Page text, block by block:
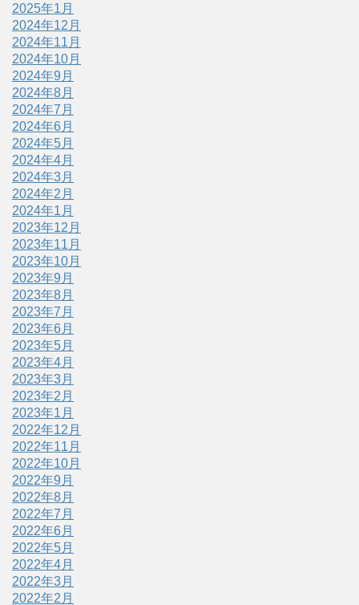
2025年1月
2024年12月
2024年11月
2024年10月
2024年9月
2024年8月
2024年7月
2024年6月
2024年5月
2024年4月
2024年3月
2024年2月
2024年1月
2023年12月
2023年11月
2023年10月
2023年9月
2023年8月
2023年7月
2023年6月
2023年5月
2023年4月
2023年3月
2023年2月
2023年1月
2022年12月
2022年11月
2022年10月
2022年9月
2022年8月
2022年7月
2022年6月
2022年5月
2022年4月
2022年3月
2022年2月